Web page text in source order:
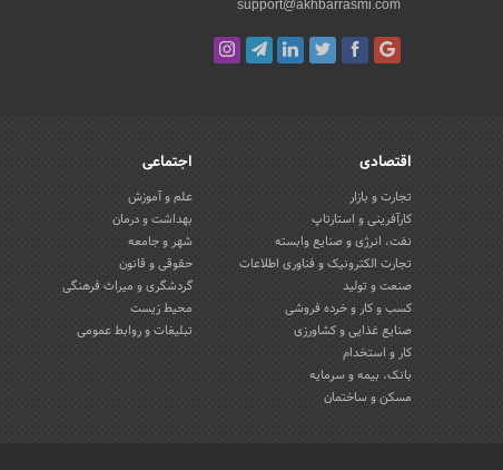
support@akhbarrasmi.com
اقتصادی
تجارت و بازار
کارآفرینی و استارتاپ
نفت، انرژی و صنایع وابسته
تجارت الکترونیک و فناوری اطلاعات
صنعت و تولید
کسب و کار و خرده فروشی
صنایع غذایی و کشاورزی
کار و استخدام
بانک، بیمه و سرمایه
مسکن و ساختمان
اجتماعی
علم و آموزش
بهداشت و درمان
شهر و جامعه
حقوقی و قانون
گردشگری و میراث فرهنگی
محیط زیست
تبلیغات و روابط عمومی